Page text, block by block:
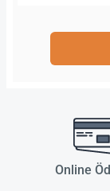
Online